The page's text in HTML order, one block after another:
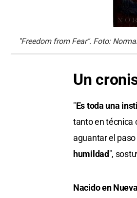
"Freedom from Fear". Foto:
Un
"Es toda una
tanto en técnica
aguantar el
humildad",
Nacido en